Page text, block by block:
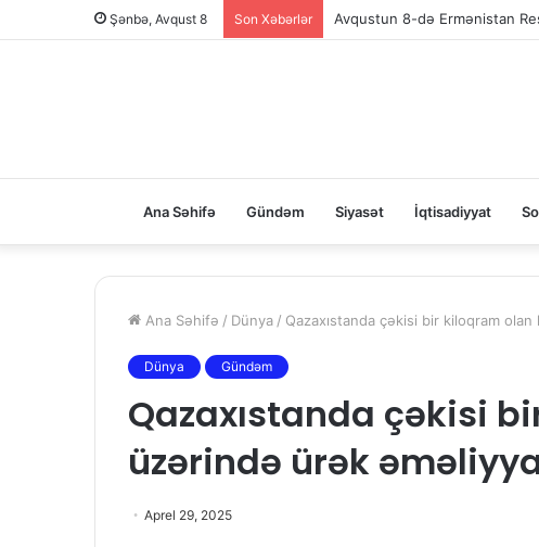
Şənbə, Avqust 8 Son Xəbərlər
Ana Səhifə Gündəm Siyasət İqtisadiyyat
Ana Səhifə / Dünya / Qazaxıstanda çəkisi bir kiloqram
Dünya Gündəm
Qazaxıstanda çəkisi
üzərində ürək
Aprel 29, 2025